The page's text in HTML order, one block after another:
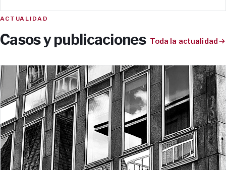
ACTUALIDAD
Casos y publicaciones Toda la actualidad